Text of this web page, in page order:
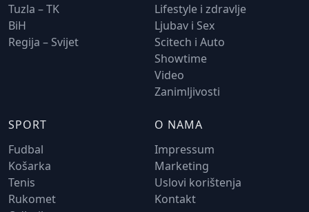
Tuzla – TK
BiH
Regija – Svijet
Lifestyle i zdravlje
Ljubav i Sex
Scitech i Auto
Showtime
Video
Zanimljivosti
SPORT
Fudbal
Košarka
Tenis
Rukomet
O NAMA
Impressum
Marketing
Uslovi korištenja
Kontakt